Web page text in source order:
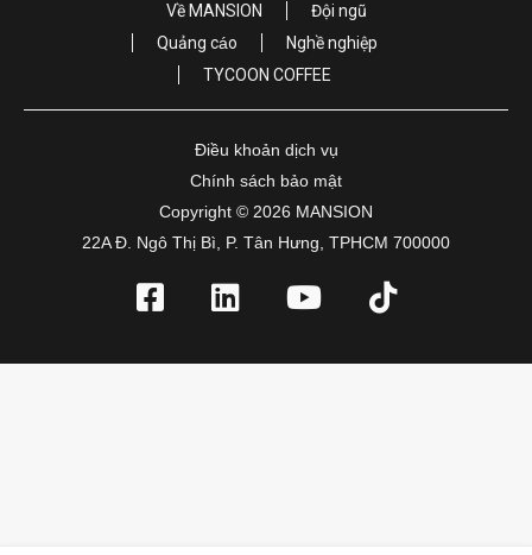
Về MANSION
Đội ngũ
Quảng cáo
Nghề nghiệp
TYCOON COFFEE
Điều khoản dịch vụ
Chính sách bảo mật
Copyright © 2026 MANSION
22A Đ. Ngô Thị Bì, P. Tân Hưng, TPHCM 700000